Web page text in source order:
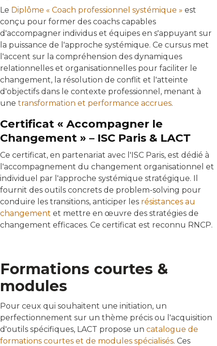
Le Diplôme « Coach professionnel systémique » est
conçu pour former des coachs capables
d'accompagner individus et équipes en s'appuyant sur
la puissance de l'approche systémique. Ce cursus met
l'accent sur la compréhension des dynamiques
relationnelles et organisationnelles pour faciliter le
changement, la résolution de conflit et l'atteinte
d'objectifs dans le contexte professionnel, menant à
une transformation et performance accrues.
Certificat « Accompagner le
Changement » – ISC Paris & LACT
Ce certificat, en partenariat avec l'ISC Paris, est dédié à
l'accompagnement du changement organisationnel et
individuel par l'approche systémique stratégique. Il
fournit des outils concrets de problem-solving pour
conduire les transitions, anticiper les résistances au
changement et mettre en œuvre des stratégies de
changement efficaces. Ce certificat est reconnu RNCP.
Formations courtes &
modules
Pour ceux qui souhaitent une initiation, un
perfectionnement sur un thème précis ou l'acquisition
d'outils spécifiques, LACT propose un catalogue de
formations courtes et de modules spécialisés. Ces